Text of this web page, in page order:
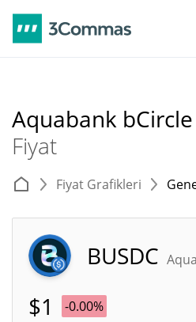
Aquabank bCircle
Fiyat
Fiyat Grafikleri
BUSDC
$1 -0.00%